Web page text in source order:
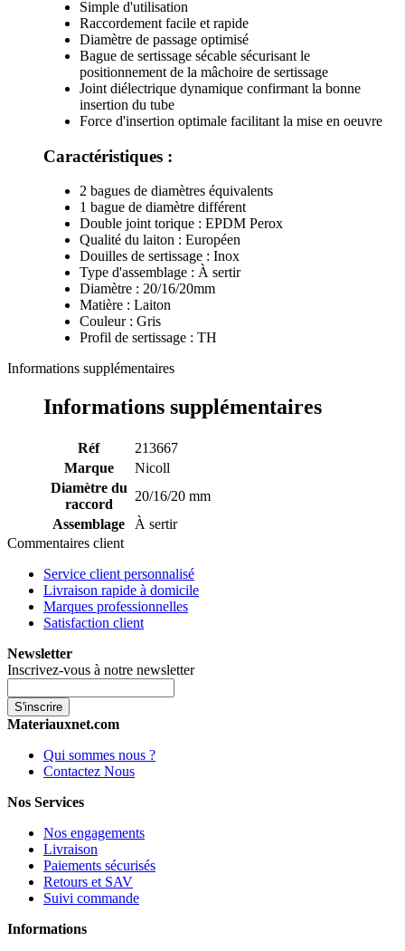
Simple d'utilisation
Raccordement facile et rapide
Diamètre de passage optimisé
Bague de sertissage sécable sécurisant le
positionnement de la mâchoire de sertissage
Joint diélectrique dynamique confirmant la bonne
insertion du tube
Force d'insertion optimale facilitant la mise en oeuvre
Caractéristiques :
2 bagues de diamètres équivalents
1 bague de diamètre différent
Double joint torique : EPDM Perox
Qualité du laiton : Européen
Douilles de sertissage : Inox
Type d'assemblage : À sertir
Diamètre : 20/16/20mm
Matière : Laiton
Couleur : Gris
Profil de sertissage : TH
Informations supplémentaires
Informations supplémentaires
Réf
213667
Marque
Nicoll
Diamètre du
raccord
20/16/20 mm
Assemblage
À sertir
Commentaires client
Service client personnalisé
Livraison rapide à domicile
Marques professionnelles
Satisfaction client
Newsletter
Inscrivez-vous à notre newsletter
S'inscrire
Materiauxnet.com
Qui sommes nous ?
Contactez Nous
Nos Services
Nos engagements
Livraison
Paiements sécurisés
Retours et SAV
Suivi commande
Informations